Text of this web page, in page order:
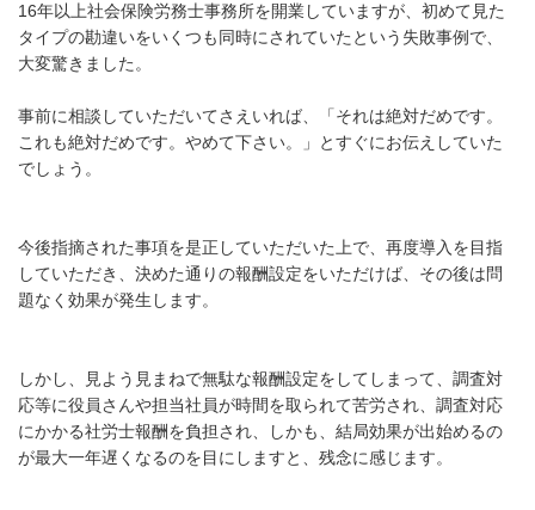
16年以上社会保険労務士事務所を開業していますが、初めて見た
タイプの勘違いをいくつも同時にされていたという失敗事例で、
大変驚きました。
事前に相談していただいてさえいれば、「それは絶対だめです。
これも絶対だめです。やめて下さい。」とすぐにお伝えしていた
でしょう。
今後指摘された事項を是正していただいた上で、再度導入を目指
していただき、決めた通りの報酬設定をいただけば、その後は問
題なく効果が発生します。
しかし、見よう見まねで無駄な報酬設定をしてしまって、調査対
応等に役員さんや担当社員が時間を取られて苦労され、調査対応
にかかる社労士報酬を負担され、しかも、結局効果が出始めるの
が最大一年遅くなるのを目にしますと、残念に感じます。